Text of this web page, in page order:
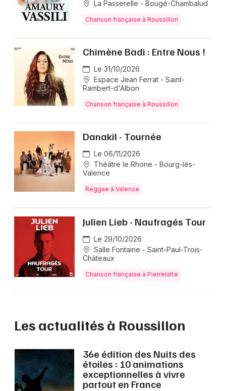
La Passerelle - Bougé-Chambalud
Chanson française à Roussillon
Chimène Badi : Entre Nous !
Le 31/10/2026
Espace Jean Ferrat - Saint-
Rambert-d'Albon
Chanson française à Roussillon
Danakil - Tournée
Le 06/11/2026
Théâtre le Rhone - Bourg-lès-
Valence
Reggae à Valence
Julien Lieb - Naufragés Tour
Le 29/10/2026
Salle Fontaine - Saint-Paul-Trois-
Châteaux
Chanson française à Pierrelatte
Les actualités à Roussillon
36e édition des Nuits des
étoiles : 10 animations
exceptionnelles à vivre
partout en France